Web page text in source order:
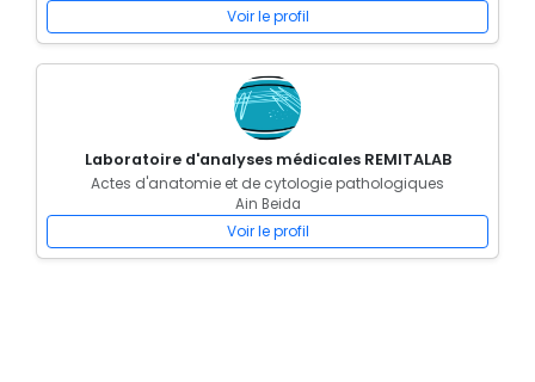
Voir le profil
Laboratoire d'analyses médicales REMITALAB
Actes d'anatomie et de cytologie pathologiques
Ain Beida
Voir le profil